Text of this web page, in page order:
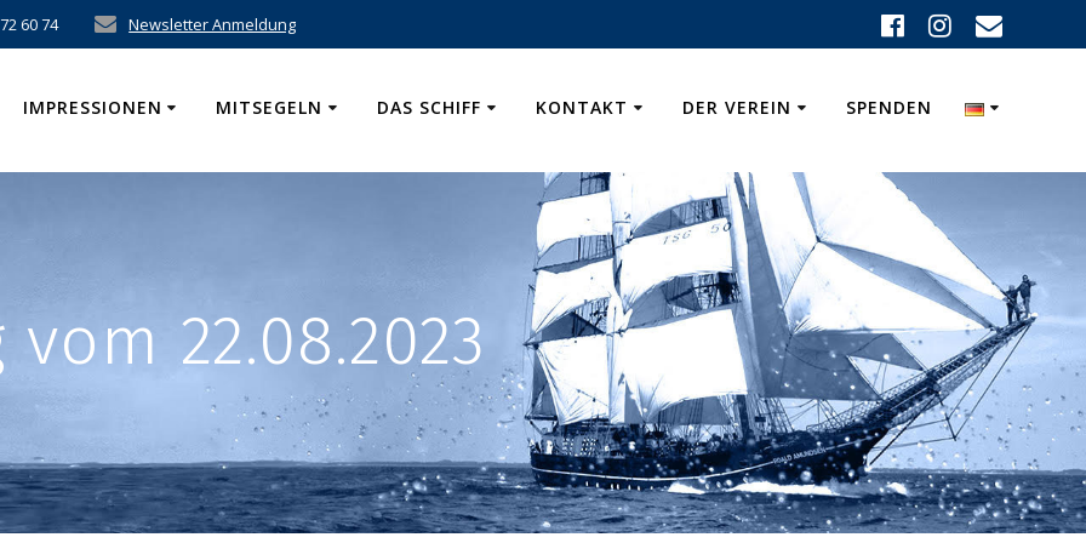
60 74 Newsletter Anmeldung
IMPRESSIONEN MITSEGELN DAS SCHIFF KONTAKT DER VEREIN SPENDEN
22.08.2023